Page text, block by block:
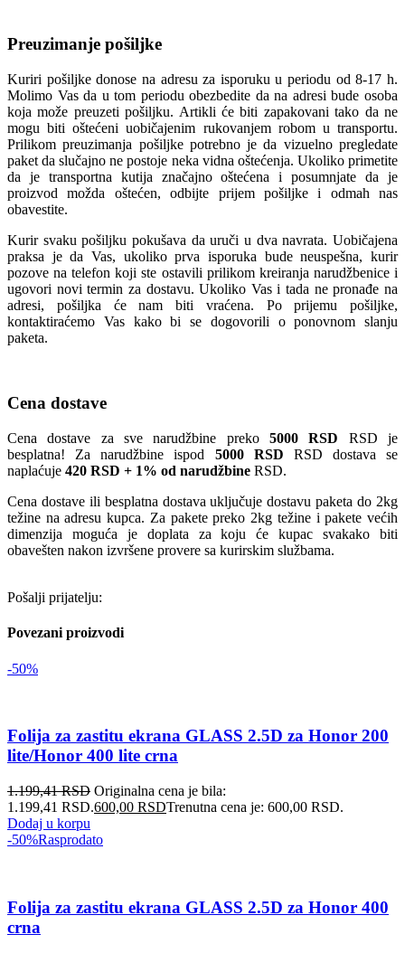
Preuzimanje pošiljke
Kuriri pošiljke donose na adresu za isporuku u periodu od 8-17 h.
Molimo Vas da u tom periodu obezbedite da na adresi bude osoba
koja može preuzeti pošiljku. Artikli će biti zapakovani tako da ne
mogu biti oštećeni uobičajenim rukovanjem robom u transportu.
Prilikom preuzimanja pošiljke potrebno je da vizuelno pregledate
paket da slučajno ne postoje neka vidna oštećenja. Ukoliko primetite
da je transportna kutija značajno oštećena i posumnjate da je
proizvod možda oštećen, odbijte prijem pošiljke i odmah nas
obavestite.
Kurir svaku pošiljku pokušava da uruči u dva navrata. Uobičajena
praksa je da Vas, ukoliko prva isporuka bude neuspešna, kurir
pozove na telefon koji ste ostavili prilikom kreiranja narudžbenice i
ugovori novi termin za dostavu. Ukoliko Vas i tada ne pronađe na
adresi, pošiljka će nam biti vraćena. Po prijemu pošiljke,
kontaktiraćemo Vas kako bi se dogovorili o ponovnom slanju
paketa.
Cena dostave
Cena dostave za sve narudžbine preko 5000 RSD RSD je
besplatna! Za narudžbine ispod 5000 RSD RSD dostava se
naplaćuje 420 RSD + 1% od narudžbine RSD.
Cena dostave ili besplatna dostava uključuje dostavu paketa do 2kg
težine na adresu kupca. Za pakete preko 2kg težine i pakete većih
dimenzija moguća je doplata za koju će kupac svakako biti
obavešten nakon izvršene provere sa kurirskim službama.
Pošalji prijatelju:
Povezani proizvodi
-50%
Folija za zastitu ekrana GLASS 2.5D za Honor 200
lite/Honor 400 lite crna
1.199,41RSD Originalna cena je bila:
1.199,41 RSD.600,00 RSDTrenutna cena je: 600,00 RSD.
Dodaj u korpu
-50%Rasprodato
Folija za zastitu ekrana GLASS 2.5D za Honor 400
crna